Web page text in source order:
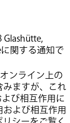
Glashütte,
関する通知で
ンライン上の
ますが、これ
び相互作用に
よび相互作用